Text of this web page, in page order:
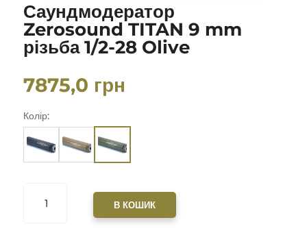
Саундмодератор
Zerosound TITAN 9 mm
різьба 1/2-28 Olive
7875,0 грн
Колір:
ZEROSOUND
В КОШИК